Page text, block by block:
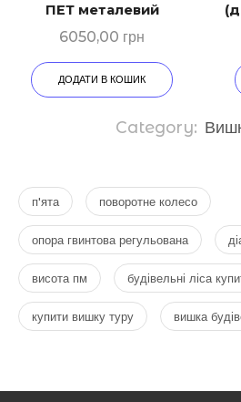
ПЕТ металевий
6050,00 грн
ДОДАТИ В КОШИК
Category:
п'ята поворотне колесо
опора гвинтова регульована
висота пм будівельні ліса
купити вишку туру вишка